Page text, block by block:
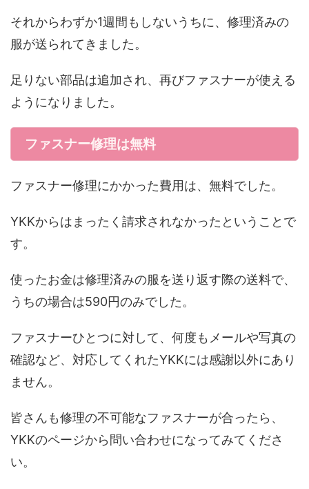
それからわずか1週間もしないうちに、修理済みの
服が送られてきました。
足りない部品は追加され、再びファスナーが使える
ようになりました。
ファスナー修理は無料
ファスナー修理にかかった費用は、無料でした。
YKKからはまったく請求されなかったということで
す。
使ったお金は修理済みの服を送り返す際の送料で、
うちの場合は590円のみでした。
ファスナーひとつに対して、何度もメールや写真の
確認など、対応してくれたYKKには感謝以外にあり
ません。
皆さんも修理の不可能なファスナーが合ったら、
YKKのページから問い合わせになってみてくださ
い。